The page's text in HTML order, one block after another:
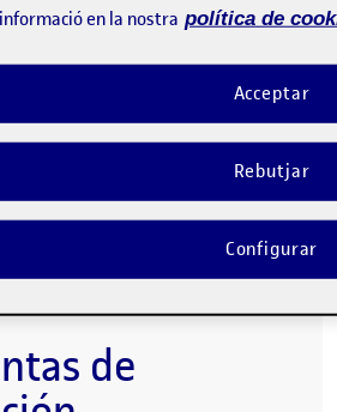
para nuestra alimentación,
el
estudios de organismos de
para evitar su extinción y
del riesgo de su extinción,
este artículo se enfoca en
ecológica y de cercanía y el
a ONGs
de
en la nostra política de
Rebutjar
Acceptar
Configurar